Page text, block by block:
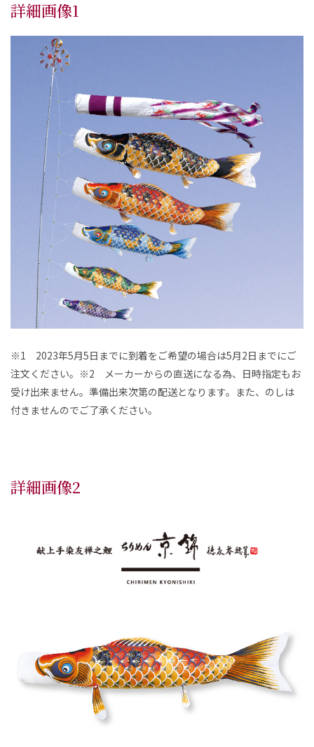
詳細画像1
※1 2023年5月5日までに到着をご希望の場合は5月2日までにご
注文ください。※2 メーカーからの直送になる為、日時指定もお
受け出来ません。準備出来次第の配送となります。また、のしは
付きませんのでご了承ください。
詳細画像2